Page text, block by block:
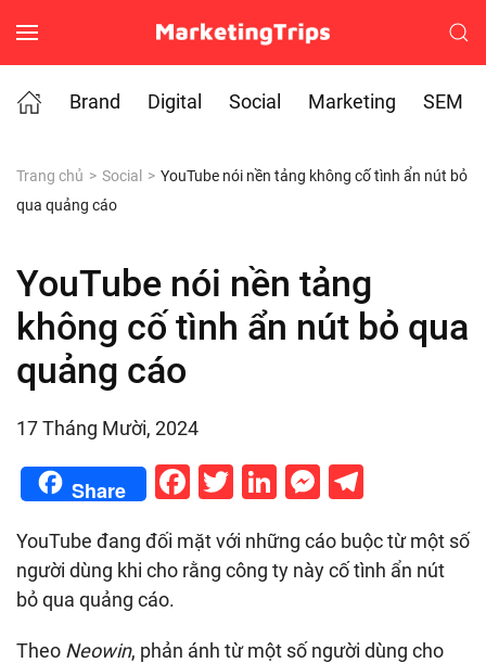
Skip to main content
Brand
Digital Social Marketing SEM
Trang chủ Social
YouTube nói nền tảng không cố tình ẩn nút bỏ
qua quảng cáo
YouTube nói nền tảng
không cố tình ẩn nút bỏ qua
quảng cáo
17 Tháng Mười, 2024
Share Facebook
Twitter
LinkedIn
YouTube đang đối mặt với những cáo buộc từ một số
người dùng khi cho rằng công ty này cố tình ẩn nút
bỏ qua quảng cáo.
Theo Neowin, phản ánh từ một số người dùng cho